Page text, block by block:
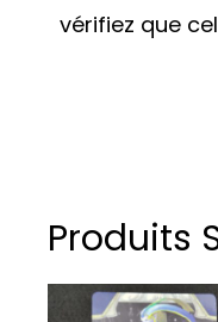
vérifiez que
Produits